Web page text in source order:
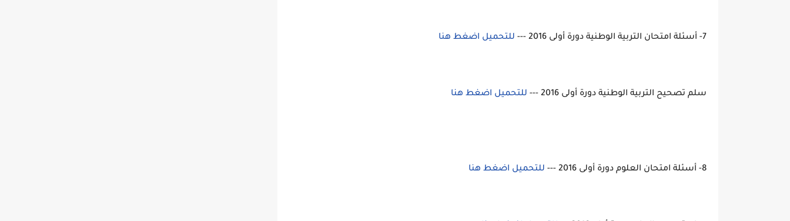
7- أسئلة امتحان التربية الوطنية دورة أولى 2016 --- للتحميل اضغط هنا
سلم تصحيح التربية الوطنية دورة أولى 2016 --- للتحميل اضغط هنا
8- أسئلة امتحان العلوم دورة أولى 2016 --- للتحميل اضغط هنا